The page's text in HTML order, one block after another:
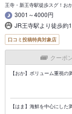
王寺・新王寺駅徒歩スグ！お
3001～4000円
JR王寺駅より徒歩約
口コミ投稿特典対象店
クーポ
【おか】ボリューム重視の
【はま】海鮮を中心にした